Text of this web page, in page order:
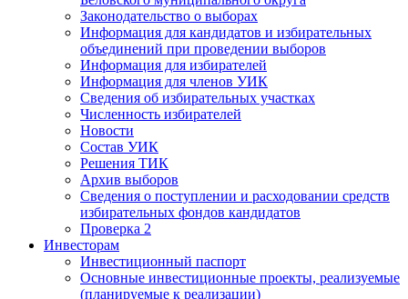
Законодательство о выборах
Информация для кандидатов и избирательных
объединений при проведении выборов
Информация для избирателей
Информация для членов УИК
Сведения об избирательных участках
Численность избирателей
Новости
Состав УИК
Решения ТИК
Архив выборов
Сведения о поступлении и расходовании средств
избирательных фондов кандидатов
Проверка 2
Инвесторам
Инвестиционный паспорт
Основные инвестиционные проекты, реализуемые
(планируемые к реализации)